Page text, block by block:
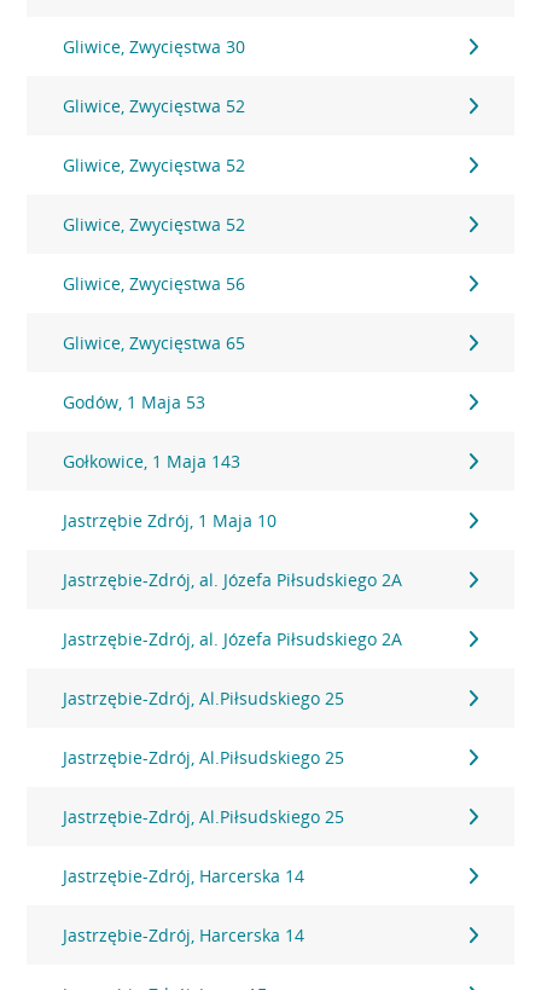
Gliwice, Zwycięstwa 30
Gliwice, Zwycięstwa 52
Gliwice, Zwycięstwa 52
Gliwice, Zwycięstwa 52
Gliwice, Zwycięstwa 56
Gliwice, Zwycięstwa 65
Godów, 1 Maja 53
Gołkowice, 1 Maja 143
Jastrzębie Zdrój, 1 Maja 10
Jastrzębie-Zdrój, al. Józefa Piłsudskiego 2A
Jastrzębie-Zdrój, al. Józefa Piłsudskiego 2A
Jastrzębie-Zdrój, Al.Piłsudskiego 25
Jastrzębie-Zdrój, Al.Piłsudskiego 25
Jastrzębie-Zdrój, Al.Piłsudskiego 25
Jastrzębie-Zdrój, Harcerska 14
Jastrzębie-Zdrój, Harcerska 14